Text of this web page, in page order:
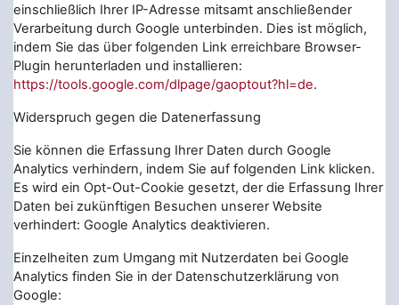
einschließlich Ihrer IP-Adresse mitsamt anschließender
Verarbeitung durch Google unterbinden. Dies ist möglich,
indem Sie das über folgenden Link erreichbare Browser-
Plugin herunterladen und installieren:
https://tools.google.com/dlpage/gaoptout?hl=de.
Widerspruch gegen die Datenerfassung
Sie können die Erfassung Ihrer Daten durch Google
Analytics verhindern, indem Sie auf folgenden Link klicken.
Es wird ein Opt-Out-Cookie gesetzt, der die Erfassung Ihrer
Daten bei zukünftigen Besuchen unserer Website
verhindert: Google Analytics deaktivieren.
Einzelheiten zum Umgang mit Nutzerdaten bei Google
Analytics finden Sie in der Datenschutzerklärung von
Google: